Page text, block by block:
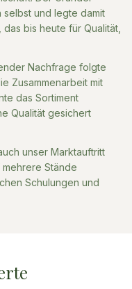
selbst und legte damit
bis heute für Qualität,
Nachfrage folgte
Zusammenarbeit mit
das Sortiment
Qualität gesichert
unser Marktauftritt
Stände
Schulungen und